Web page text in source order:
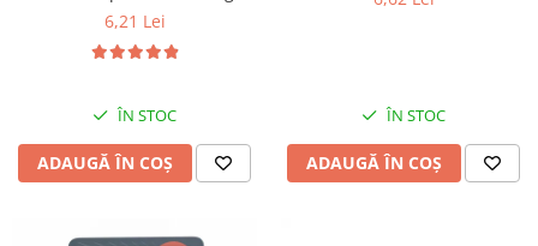
6,21 Lei
ÎN STOC
ADAUGĂ ÎN COȘ
ÎN STOC
ADAUGĂ ÎN COȘ